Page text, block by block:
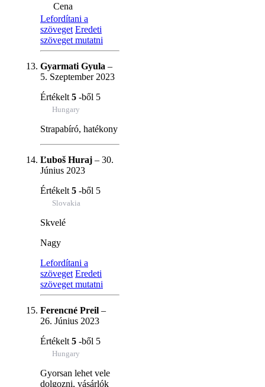
Cena
Lefordítani a
szöveget Eredeti
szöveget mutatni
Gyarmati Gyula –
5. Szeptember 2023
Értékelt 5 -ből 5
Hungary
Strapabíró, hatékony
Ľuboš Huraj – 30.
Június 2023
Értékelt 5 -ből 5
Slovakia
Skvelé
Nagy
Lefordítani a
szöveget Eredeti
szöveget mutatni
Ferencné Preil –
26. Június 2023
Értékelt 5 -ből 5
Hungary
Gyorsan lehet vele
dolgozni, vásárlók